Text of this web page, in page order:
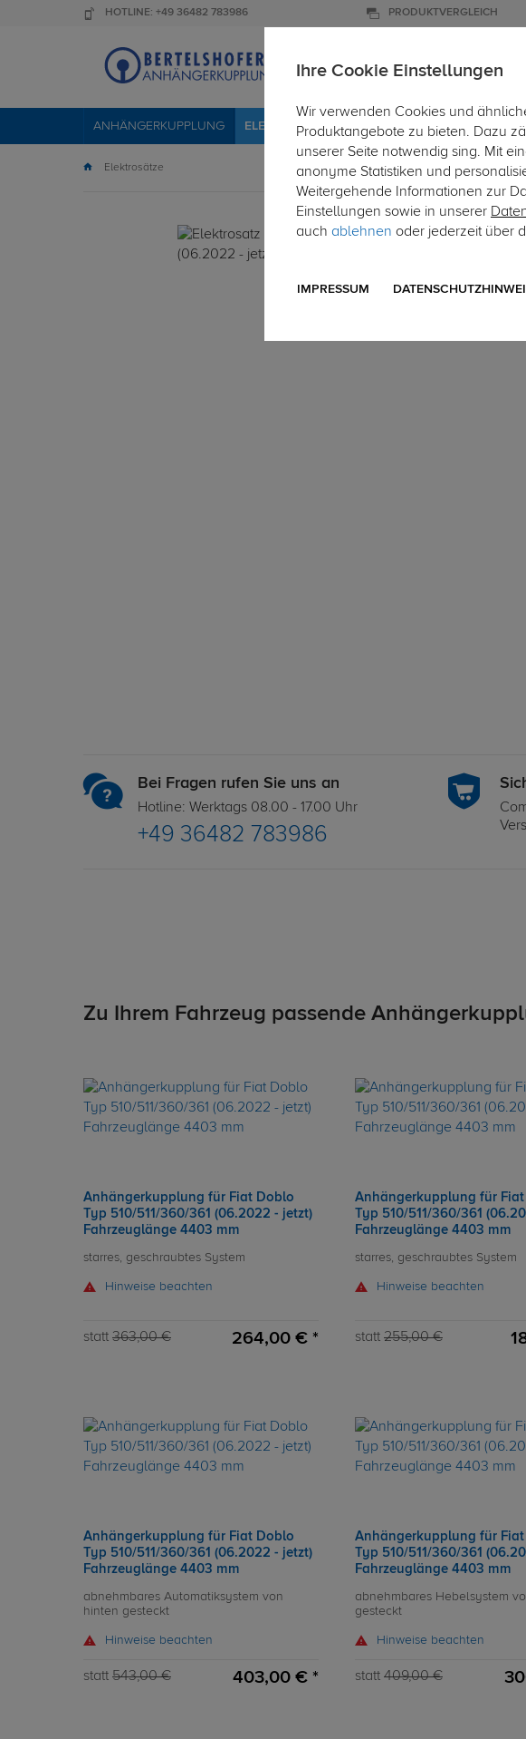
HOTLINE: +49 36482 783986 PRODUKTVERGLEICH
ANHÄNGERKUPPLUNG ELEKTROSÄTZE DACHTRÄGER
Elektrosätze
Bei Fragen rufen Sie uns an
Hotline: Werktags 08.00 - 17.00 Uhr
+49 36482 783986
Zu Ihrem Fahrzeug passende
Anhängerkupplung für Fiat Doblo
Typ 510/511/360/361 (06.2022 - jetzt)
Fahrzeuglänge 4403 mm
starres, geschraubtes System
Hinweise beachten
statt 363,00 € 264,00 € *
Anhängerkupplung für
Typ 510/511/360/361
Fahrzeuglänge 4403 mm
starres, geschraubtes System
Hinweise beachten
statt 255,00 €
Anhängerkupplung für Fiat Doblo
Typ 510/511/360/361 (06.2022 - jetzt)
Fahrzeuglänge 4403 mm
abnehmbares Automatiksystem von
hinten gesteckt
Hinweise beachten
statt 543,00 € 403,00 € *
Anhängerkupplung für
Typ 510/511/360/361
Fahrzeuglänge 4403 mm
abnehmbares Hebelsystem
gesteckt
Hinweise beachten
statt 409,00 €
Ihre Cookie Einstellungen
Wir verwenden Cookies und
Produktangebote zu bieten. Dazu
unserer Seite notwendig sing. Mit
anonyme Statistiken und
Weitergehende Informationen zur
Einstellungen sowie in unserer
auch ablehnen oder jederzeit über
IMPRESSUM